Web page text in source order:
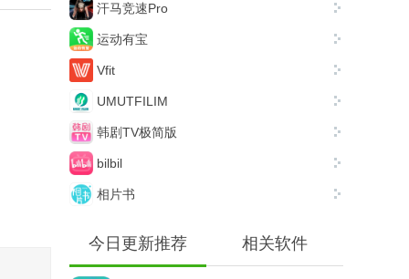
汗马竞速Pro
运动有宝
Vfit
UMUTFILIM
韩剧TV极简版
bilbil
相片书
今日更新推荐 相关软件